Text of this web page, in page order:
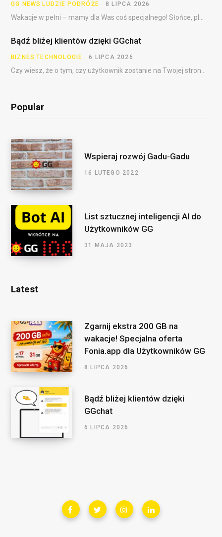
GG NEWS LUDZIE PODRÓŻE 8 LIPCA 2026
Bądź bliżej klientów dzięki GGchat
BIZNES TECHNOLOGIE 6 LIPCA 2026
Popular
Wspieraj rozwój Gadu-Gadu
16 LUTEGO 2022
List sztucznej inteligencji AI do
Użytkowników GG
31 MAJA 2023
Latest
Zgarnij ekstra 200 GB na
wakacje! Specjalna oferta
Fonia.app dla Użytkowników GG
8 LIPCA 2026
Bądź bliżej klientów dzięki
GGchat
6 LIPCA 2026